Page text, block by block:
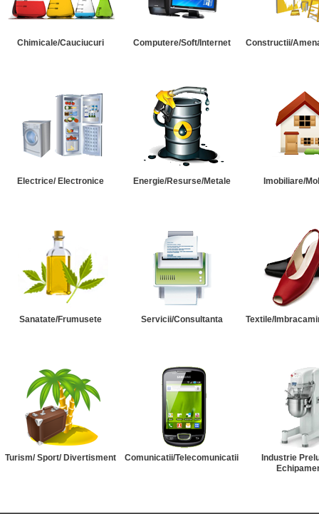
Chimicale/Cauciucuri Computere/Soft/Internet Constructii/
Electrice/ Electronice Energie/Resurse/Metale Imobiliare/
Sanatate/Frumusete Servicii/Consultanta Textile/
Turism/ Sport/ Divertisment Comunicatii/Telecomunicatii
Industrie